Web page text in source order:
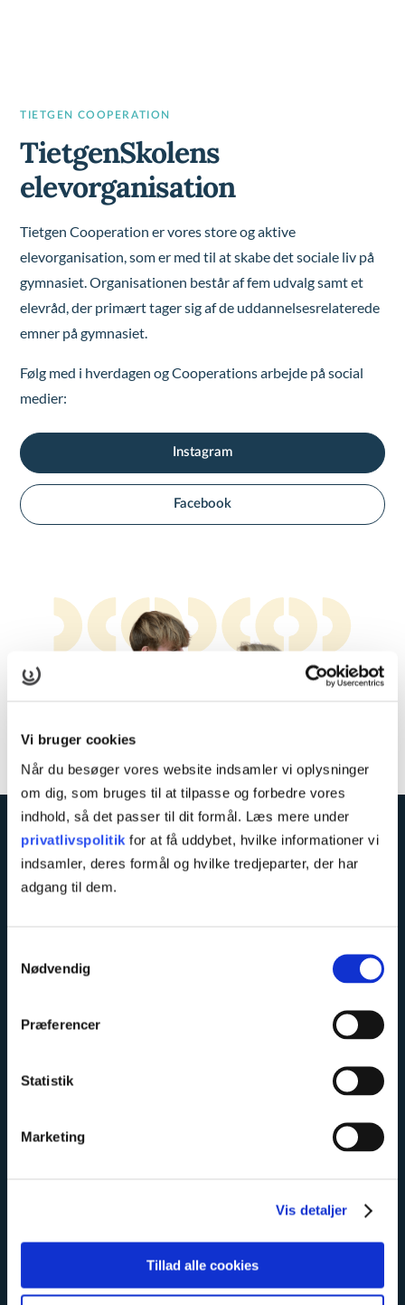
Vi bruger cookies
Når du besøger vores website indsamler vi oplysninger
om dig, som bruges til at tilpasse og forbedre vores
indhold, så det passer til dit formål. Læs mere under
privatlivspolitik for at få uddybet, hvilke informationer vi
indsamler, deres formål og hvilke tredjeparter, der har
adgang til dem.
Nødvendig
Præferencer
Statistik
Marketing
Vis detaljer
Tillad alle cookies
TIETGEN COOPERATION
TietgenSkolens
elevorganisation
Tietgen Cooperation er vores store og aktive
elevorganisation, som er med til at skabe det sociale liv på
gymnasiet. Organisationen består af fem udvalg samt et
elevråd, der primært tager sig af de uddannelsesrelaterede
emner på gymnasiet.
Følg med i hverdagen og Cooperations arbejde på social
medier:
Instagram
Facebook
Elmelundsvej 10
hhx@tietgen.dk
Seebladsgade 12
5000 Odense C